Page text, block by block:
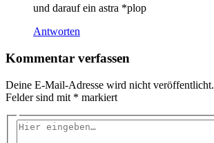
und darauf ein astra *plop
Antworten
Kommentar verfassen
Deine E-Mail-Adresse wird nicht veröffentlicht.
Felder sind mit * markiert
Hier